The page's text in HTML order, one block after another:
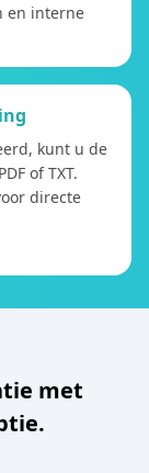
en interne
kunt u de
of TXT.
directe
met